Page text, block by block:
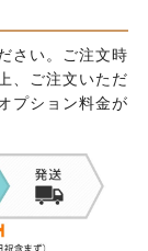
さい。ご注文時
、ご注文いただ
プション料金が